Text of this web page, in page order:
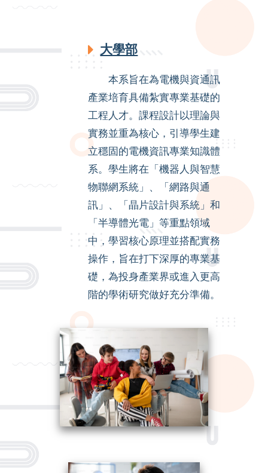
大學部
本系旨在為電機與資通訊
產業培育具備紮實專業基礎的
工程人才。課程設計以理論與
實務並重為核心，引導學生建
立穩固的電機資訊專業知識體
系。學生將在「機器人與智慧
物聯網系統」、「網路與通
訊」、「晶片設計與系統」和
「半導體光電」等重點領域
中，學習核心原理並搭配實務
操作，旨在打下深厚的專業基
礎，為投身產業界或進入更高
階的學術研究做好充分準備。